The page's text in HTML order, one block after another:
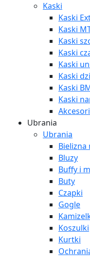
Kaski
Kaski
Kaski
Kaski
Kaski
Kaski
Kaski
Kaski
Kaski
Ubrania
Ubrania
Bluzy
Buffy i
Buty
Czapki
Gogle
Koszulki
Kurtki